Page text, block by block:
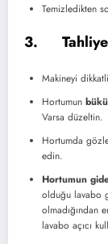
Temizledikten
3. Tahliye
Makineyi
Hortumun
Varsa düzeltin.
Hortumda
edin.
Hortumun
olduğu lavabo
olmadığından
lavabo açıcı